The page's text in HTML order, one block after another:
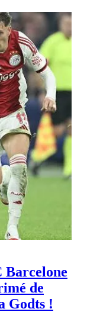
Barcelone
de
Godts !